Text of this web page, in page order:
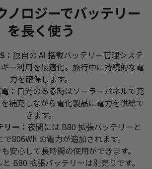
ノロジーでバッテリー
を長く使う
独自の AI 搭載バッテリー管理システ
ー利用を最適化。旅行中に持続的な電
力を確保します。
： 日光のある時はソーラーパネルで充
補充しながら電化製品に電力を供給で
きます。
ー： 夜間には B80 拡張バッテリーと
806Wh の電力が追加されます。
安心して長時間の使用ができます。
B80 拡張バッテリーは別売りです。